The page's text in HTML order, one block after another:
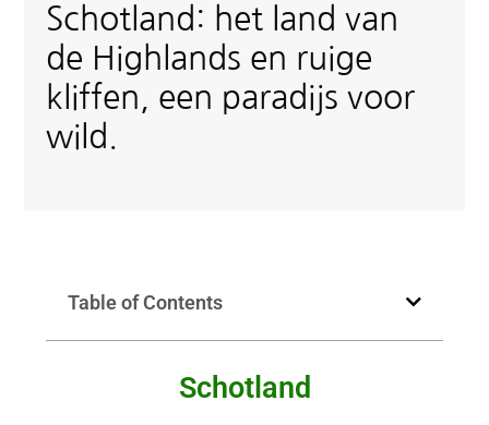
Schotland: het land van
de Highlands en ruige
kliffen, een paradijs voor
wild.
Table of Contents
Schotland